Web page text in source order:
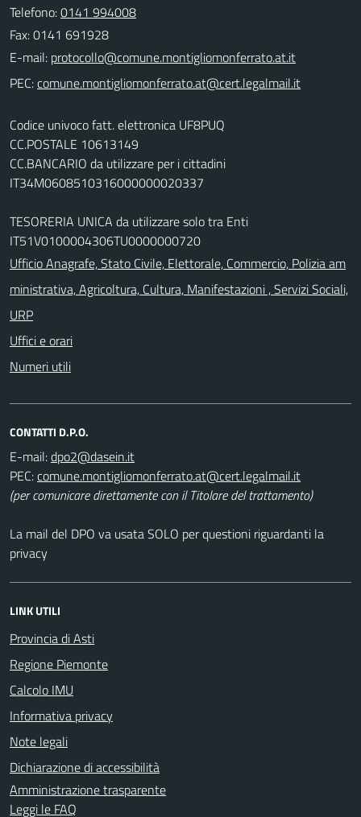
Telefono:0141 994008
Fax: 0141 691928
E-mail:
PEC:
Codice univoco fatt. elettronica UF8PUQ
CC.POSTALE 10613149
CC.BANCARIO da utilizzare per i cittadini
IT34M0608510316000000020337
TESORERIA UNICA da utilizzare solo tra Enti
IT51V0100004306TU0000000720
Ufficio Anagrafe, Stato Civile, Elettorale, Commercio, Polizia am
ministrativa, Agricoltura, Cultura, Manifestazioni , Servizi Sociali,
URP
Uffici e orari
Numeri utili
CONTATTI D.P.O.
E-mail:
PEC:
(per comunicare direttamente con il Titolare del trattamento)
La mail del DPO va usata SOLO per questioni riguardanti la
privacy
LINK UTILI
Provincia di Asti
Regione Piemonte
Calcolo IMU
Informativa privacy
Note legali
Dichiarazione di accessibilità
Amministrazione trasparente
Leggi le FAQ